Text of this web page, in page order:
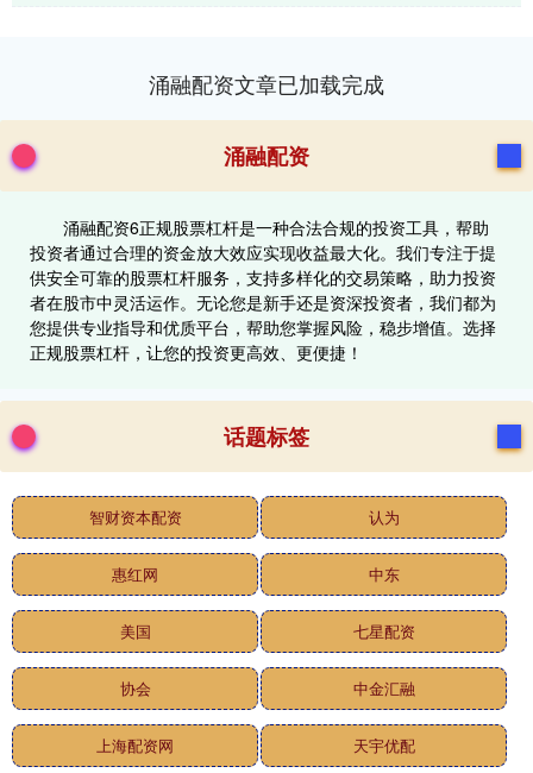
涌融配资文章已加载完成
涌融配资
涌融配资6正规股票杠杆是一种合法合规的投资工具，帮助
投资者通过合理的资金放大效应实现收益最大化。我们专注于提
供安全可靠的股票杠杆服务，支持多样化的交易策略，助力投资
者在股市中灵活运作。无论您是新手还是资深投资者，我们都为
您提供专业指导和优质平台，帮助您掌握风险，稳步增值。选择
正规股票杠杆，让您的投资更高效、更便捷！
话题标签
智财资本配资 认为
惠红网 中东
美国 七星配资
协会 中金汇融
上海配资网 天宇优配